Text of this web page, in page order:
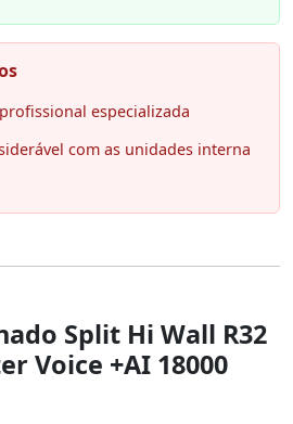
especializada
com as unidades interna
Split Hi Wall R32
Voice +AI 18000